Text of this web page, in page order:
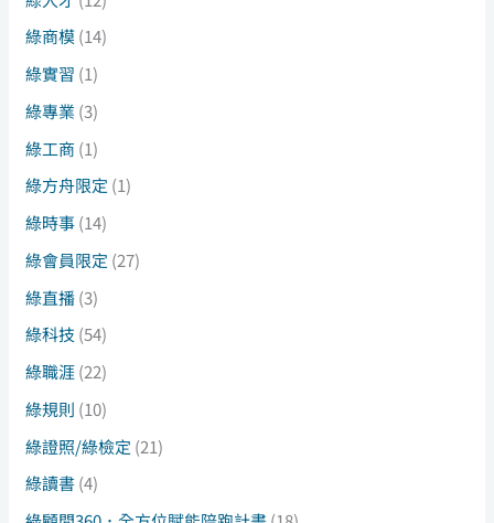
綠商模(14)
綠實習 (1)
綠專業 (3)
綠工商 (1)
綠方舟限定 (1)
綠時事(14)
綠會員限定 (27)
綠直播(3)
綠科技 (54)
綠職涯(22)
綠規則 (10)
綠證照/綠檢定 (21)
綠讀書(4)